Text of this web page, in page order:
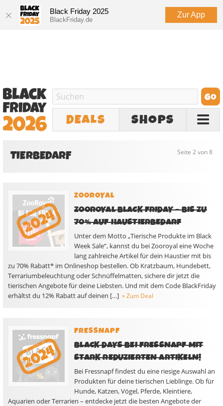
Black Friday 2025
BlackFriday.de
Zur App
DEALS SHOPS
Seite 2 von 8
TIERBEDARF
ZOOROYAL
ZOOROYAL BLACK FRIDAY – BIS ZU
70% AUF HAUSTIERBEDARF
Unter dem Motto „Tierische Produkte im Black
Week Sale“, kannst du bei Zooroyal eine Woche
lang zahlreiche Artikel für dein Haustier mit bis
zu 70% Rabatt* im Onlineshop bestellen. Ob Kratzbaum, Hundebett,
Terrariumbeleuchtung oder Schnüffelmatten, sichere dir jetzt die
tierischen Angebote für deine Liebsten. Und mit dem Code BlackFriday
erhältst du 12% Rabatt auf deinen […] » Zum Deal
FRESSNAPF
BLACK DAYS BEI FRESSNAPF MIT
STARK REDUZIERTEN ARTIKELN!
Bei Fressnapf findest du eine riesige Auswahl an
Produkten für deine tierischen Lieblinge. Ob für
Hunde, Katzen, Vögel, Pferde, Kleintiere,
Aquarien oder Terrarien – entdecke jetzt die besten Angebote der